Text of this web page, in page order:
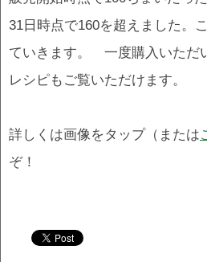
31日時点で160を超えました。
ていきます。 一度購入いただ
レシピもご覧いただけます。
詳しくは画像をタップ（または
ぞ！